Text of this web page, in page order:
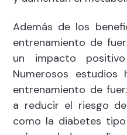
Además de los
entrenamiento de
un impacto
Numerosos
entrenamiento de
a reducir el riesgo
como la diabetes